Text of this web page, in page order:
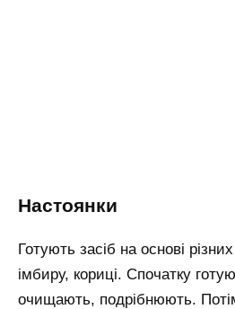
Настоянки
Готують засіб на основі
імбиру, кориці. Спочатку
очищають, подрібнюють.